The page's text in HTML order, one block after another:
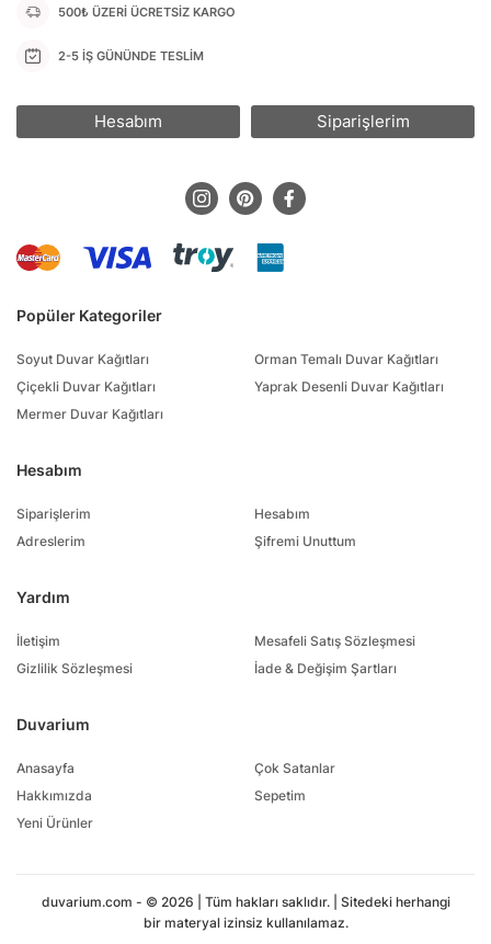
seçenek sunmaktayız. Romantik güllerden rengarenk papatyalar ve
modellerimizle de duvarlarınızı sanatsal bir atmosfere
dönüştürebilirsiniz.
Kaliteli malzemeler ve özenle seçilmiş baskı teknikleri sayesinde
çiçekli duvar kağıtlarımız uzun ömürlü ve dayanıklıdır. Kolay
kazandırabilirsiniz. Kendi tarzınıza uygun renk, desen ve ölçü
seçeneklerimizle size özel duvar kağıdı tasarımları oluşturabiliriz.
çalışma alanlarına kadar her odada etkileyici bir atmosfer yaratır.
Çiçekli Duvar Kağıtları koleksiyonumuzu keşfedin. Duvarium ile
evinize renk katın, doğaya yakın bir atmosfer oluşturun.
Unutmayın, duvarlarınız hayal gücünüzün sınırlarını aşabilir.
dönüştürebilirsiniz.
Duvarium
Anasayfa
Hakkımızda
Yeni Ürünler
Çok Satanlar
Sepetim
Popüler Kategoriler
Soyut Duvar Kağıtları
Çiçekli Duvar Kağıtları
Mermer Duvar Kağıtları
Orman Temalı Duvar Kağıtları
Yaprak Desenli Duvar Kağıtları
Hesabım
Siparişlerim
Adreslerim
Hesabım
Şifremi Unuttum
Yardım
İletişim
Gizlilik Sözleşmesi
Mesafeli Satış Sözleşmesi
İade & Değişim Şartları
500₺ ÜZERİ ÜCRETSİZ KARGO
2-5 İŞ GÜNÜNDE TESLİM
Hesabım Siparişlerim
duvarium.com - © 2026 | Tüm hakları saklıdır. | Sitedeki herhangi
bir materyal izinsiz kullanılamaz.